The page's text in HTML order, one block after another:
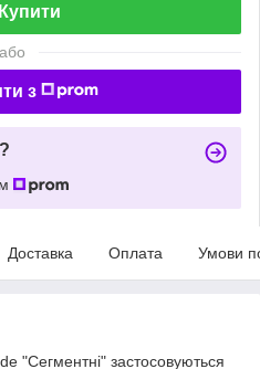
Купити
або
з
Доставка Оплата Умови
"Сегментні" застосовуються